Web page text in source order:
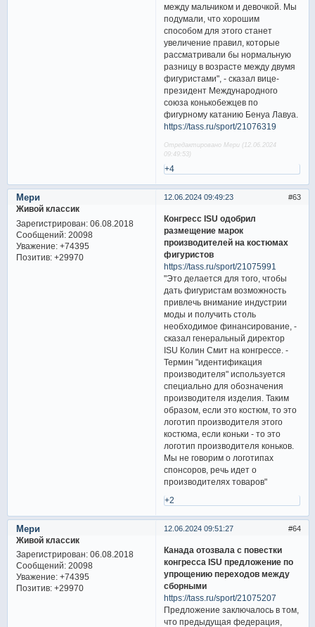
между мальчиком и девочкой. Мы
подумали, что хорошим
способом для этого станет
увеличение правил, которые
рассматривали бы нормальную
разницу в возрасте между двумя
фигуристами", - сказал вице-
президент Международного
союза конькобежцев по
фигурному катанию Бенуа Лавуа.
https://tass.ru/sport/21076319
Отредактировано Мери (12.06.2024
09:49:53)
+4
63
12.06.2024 09:49:23
Мери
Живой классик
Зарегистрирован: 06.08.2018
Сообщений:20098
Уважение: +74395
Позитив: +29970
Конгресс ISU одобрил
размещение марок
производителей на костюмах
фигуристов
https://tass.ru/sport/21075991
"Это делается для того, чтобы
дать фигуристам возможность
привлечь внимание индустрии
моды и получить столь
необходимое финансирование, -
сказал генеральный директор
ISU Колин Смит на конгрессе. -
Термин "идентификация
производителя" используется
специально для обозначения
производителя изделия. Таким
образом, если это костюм, то это
логотип производителя этого
костюма, если коньки - то это
логотип производителя коньков.
Мы не говорим о логотипах
спонсоров, речь идет о
производителях товаров"
+2
64
12.06.2024 09:51:27
Мери
Живой классик
Зарегистрирован: 06.08.2018
Сообщений:20098
Уважение: +74395
Позитив: +29970
Канада отозвала с повестки
конгресса ISU предложение по
упрощению переходов между
сборными
https://tass.ru/sport/21075207
Предложение заключалось в том,
что предыдущая федерация,